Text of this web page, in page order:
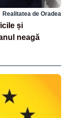
Realitatea de Oradea
și
neagă